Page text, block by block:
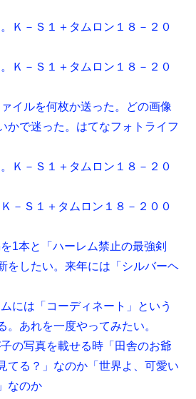
Ｋ－Ｓ１＋タムロン１８－２０
Ｋ－Ｓ１＋タムロン１８－２０
イルを何枚か送った。どの画像
かで迷った。はてなフォトライフ
Ｋ－Ｓ１＋タムロン１８－２０
－Ｓ１＋タムロン１８－２００
1本と「ハーレム禁止の最強剣
をしたい。来年には「シルバーヘ
には「コーディネート」という
。あれを一度やってみたい。
の写真を載せる時「田舎のお爺
てる？」なのか「世界よ、可愛い
なのか